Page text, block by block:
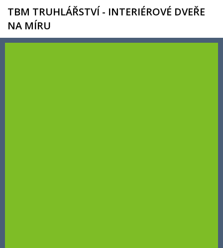
TBM TRUHLÁŘSTVÍ - INTERIÉROVÉ DVEŘE
NA MÍRU